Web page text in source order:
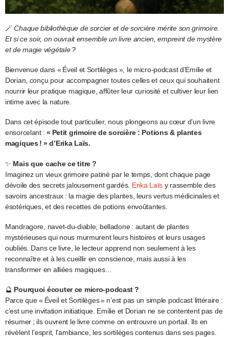
🪄Chaque bibliothèque de sorcier et de sorcière mérite son grimoire.
Et si ce soir, on ouvrait ensemble un livre ancien, empreint de mystère
et de magie végétale ?
Bienvenue dans « Éveil et Sortilèges », le micro-podcast d’Emilie et
Dorian, conçu pour accompagner toutes celles et ceux qui souhaitent
nourrir leur pratique magique, affûter leur curiosité et cultiver leur lien
intime avec la nature.
Dans cet épisode tout particulier, nous plongeons au cœur d’un livre
ensorcelant :« Petit grimoire de sorcière : Potions & plantes
magiques ! » d’Erika Laïs.
✨ Mais que cache ce titre ?
Imaginez un vieux grimoire patiné par le temps, dont chaque page
dévoile des secrets jalousement gardés. Erika Laïs y rassemble des
savoirs ancestraux : la magie des plantes, leurs vertus médicinales et
ésotériques, et des recettes de potions envoûtantes.
Mandragore, navet-du-diable, belladone : autant de plantes
mystérieuses qui nous murmurent leurs histoires et leurs usages
oubliés. Dans ce livre, le lecteur apprend non seulement à les
reconnaître et à les cueillir en conscience, mais aussi à les
transformer en alliées magiques…
🔮 Pourquoi écouter ce micro-podcast ?
Parce que « Éveil et Sortilèges » n’est pas un simple podcast littéraire :
c’est une invitation initiatique. Emilie et Dorian ne se contentent pas de
résumer ; ils ouvrent le livre comme on entrouvre un portail. Ils en
révèlent l’esprit, l’ambiance, les sortilèges contenus dans ses pages.